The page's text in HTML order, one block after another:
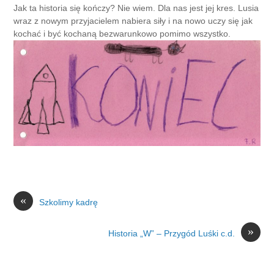
Jak ta historia się kończy? Nie wiem. Dla nas jest jej kres. Lusia
wraz z nowym przyjacielem nabiera siły i na nowo uczy się jak
kochać i być kochaną bezwarunkowo pomimo wszystko.
« Szkolimy kadrę
»
Historia „W” – Przygód Luśki c.d.